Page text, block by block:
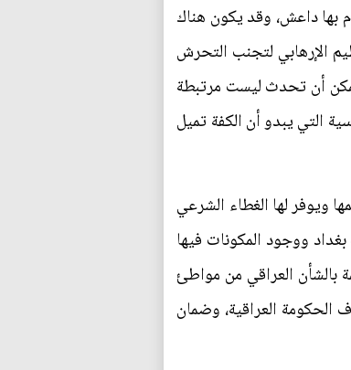
بها داعش، وقد يكون هناك
الإرهابي لتجنب التحرش
أن تحدث ليست مرتبطة
التي يبدو أن الكفة تميل
ويوفر لها الغطاء الشرعي
ووجود المكونات فيها
بالشأن العراقي من مواطئ
العراقية، وضمان